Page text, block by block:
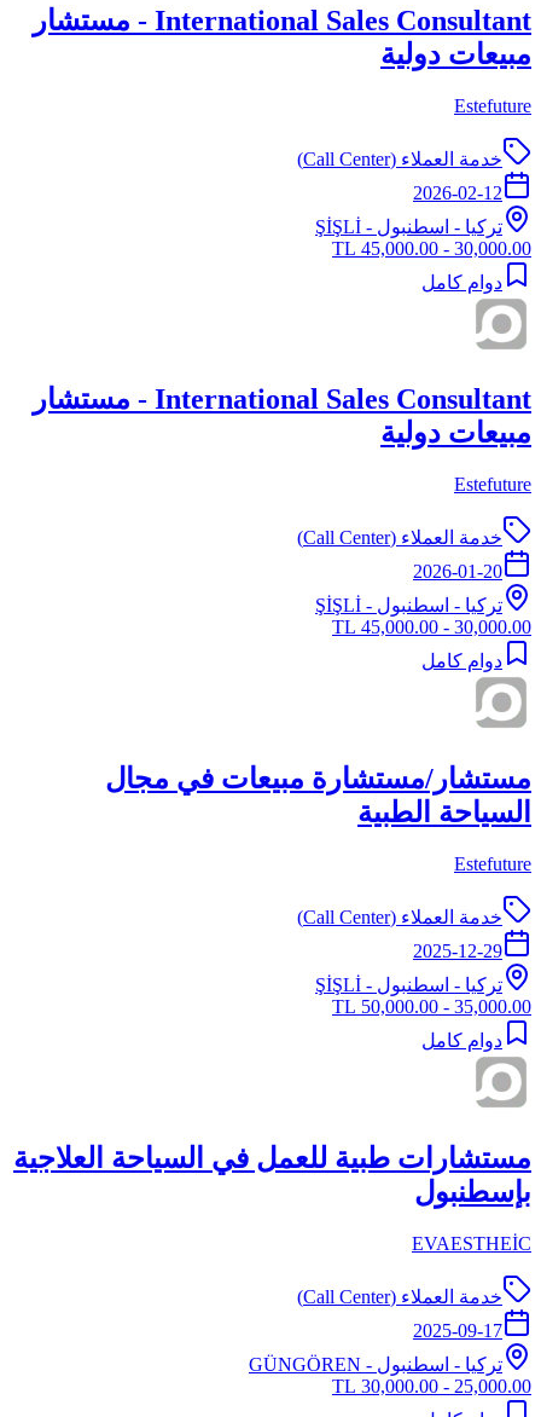
International Sales Consultant - مستشار
مبيعات دولية
Estefuture
خدمة العملاء (Call Center)
2026-02-12
تركيا - اسطنبول - ŞİŞLİ
30,000.00 - 45,000.00 TL
دوام كامل
International Sales Consultant - مستشار
مبيعات دولية
Estefuture
خدمة العملاء (Call Center)
2026-01-20
تركيا - اسطنبول - ŞİŞLİ
30,000.00 - 45,000.00 TL
دوام كامل
مستشار/مستشارة مبيعات في مجال
السياحة الطبية
Estefuture
خدمة العملاء (Call Center)
2025-12-29
تركيا - اسطنبول - ŞİŞLİ
35,000.00 - 50,000.00 TL
دوام كامل
مستشارات طبية للعمل في السياحة العلاجية
بإسطنبول
EVAESTHEİC
خدمة العملاء (Call Center)
2025-09-17
تركيا - اسطنبول - GÜNGÖREN
25,000.00 - 30,000.00 TL